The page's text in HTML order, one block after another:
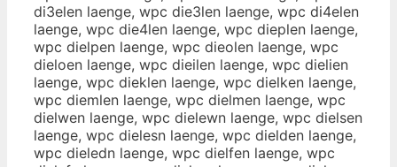
di3elen laenge, wpc die3len laenge, wpc di4elen
laenge, wpc die4len laenge, wpc dieplen laenge,
wpc dielpen laenge, wpc dieolen laenge, wpc
dieloen laenge, wpc dieilen laenge, wpc dielien
laenge, wpc dieklen laenge, wpc dielken laenge,
wpc diemlen laenge, wpc dielmen laenge, wpc
dielwen laenge, wpc dielewn laenge, wpc dielsen
laenge, wpc dielesn laenge, wpc dielden laenge,
wpc dieledn laenge, wpc dielfen laenge, wpc